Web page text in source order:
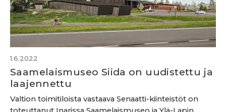
1.6.2022
Saamelaismuseo Siida on uudistettu ja
laajennettu
Valtion toimitiloista vastaava Senaatti-kiinteistöt on